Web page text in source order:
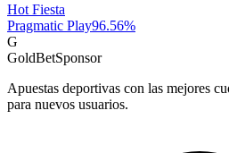
Hot Fiesta
Pragmatic Play96.56%
G
GoldBetSponsor
Apuestas deportivas con las mejores
para nuevos usuarios.